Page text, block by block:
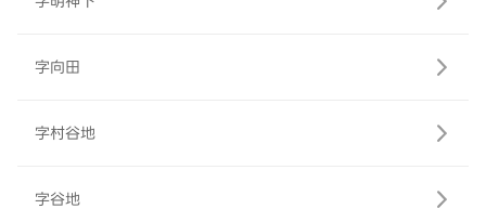
字向田
字村谷地
字谷地